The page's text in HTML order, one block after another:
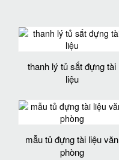
thanh lý tủ sắt đựng tài
liệu
mẫu tủ đựng tài liệu văn
phòng